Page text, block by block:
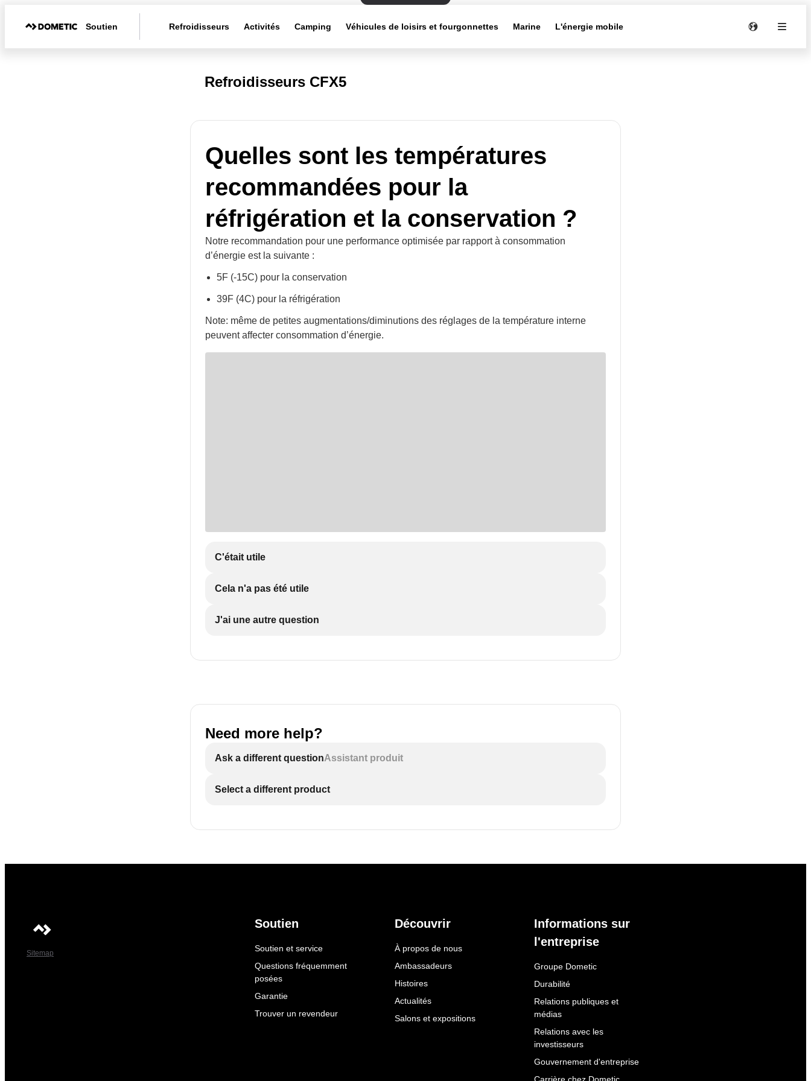
Soutien Refroidisseurs Activités Camping Véhicules de loisirs et fourgonnettes Marine L'énergie mobile
Refroidisseurs CFX5
Quelles sont les températures
recommandées pour la
réfrigération et la conservation ?
Notre recommandation pour une performance optimisée par rapport à consommation
d’énergie est la suivante :
5F (-15C) pour la conservation
39F (4C) pour la réfrigération
Note: même de petites augmentations/diminutions des réglages de la température interne
peuvent affecter consommation d’énergie.
C'était utile
Cela n'a pas été utile
J'ai une autre question
Need more help?
Ask a different questionAssistant produit
Select a different product
Sitemap
Soutien
Soutien et service
Questions fréquemment
posées
Garantie
Trouver un revendeur
Découvrir
À propos de nous
Ambassadeurs
Histoires
Actualités
Salons et expositions
Informations sur
l'entreprise
Groupe Dometic
Durabilité
Relations publiques et
médias
Relations avec les
investisseurs
Gouvernement d'entreprise